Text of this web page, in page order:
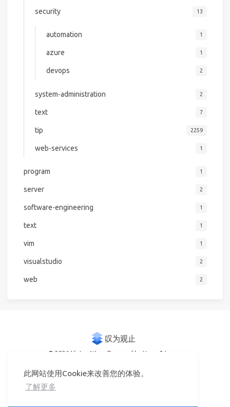
此网站使用Cookie来改善您的体验。
了解更多
security 13
automation 1
azure 1
devops 2
system-administration 2
text 7
tip 2259
web-services 1
program 1
server 2
software-engineering 1
text 1
vim 1
visualstudio 2
web 2
© 2026 Victor Woo Powered by Hexo & Icarus